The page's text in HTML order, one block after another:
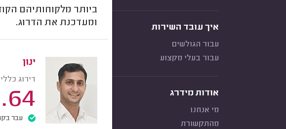
איך עובד השירות
עבור הגולשים
עבור בעלי מקצוע
אודות מידרג
מי אנחנו
מהתקשורת
ביותר מלקוחותיהם
ומעדכנת את הדרוג.
ינון
דירוג כללי
עבר